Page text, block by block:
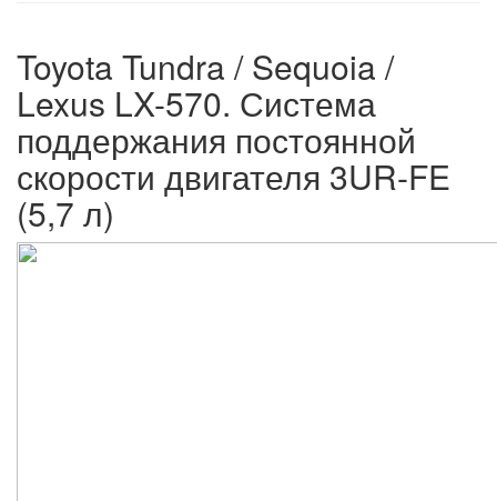
Toyota Tundra / Sequoia /
Lexus LX-570. Система
поддержания постоянной
скорости двигателя 3UR-FE
(5,7 л)